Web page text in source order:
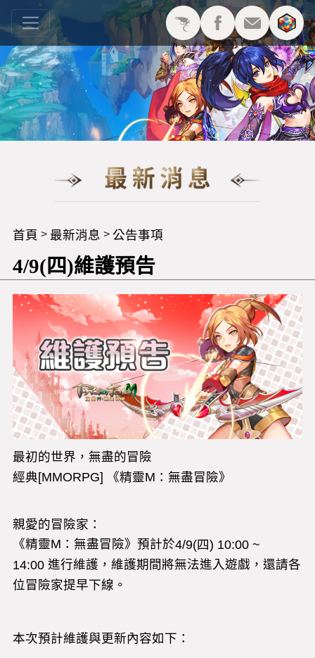
首頁 > 最新消息 > 公告事項
4/9(四)維護預告
最初的世界，無盡的冒險
經典[MMORPG]
《精靈M ：無盡冒險》
親愛的冒險家：
《精靈M：無盡冒險》預計於4/9(四) 10:00 ~
14:00 進行維護，維護期間將無法進入遊戲，還請各
位冒險家提早下線。
本次預計維護與更新內容如下：